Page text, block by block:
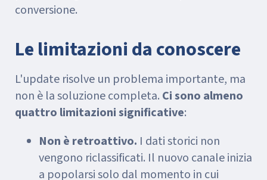
conversione.
Le limitazioni da conoscere
L'update risolve un problema importante, ma
non è la soluzione completa. Ci sono almeno
quattro limitazioni significative:
Non è retroattivo. I dati storici non
vengono riclassificati. Il nuovo canale inizia
a popolarsi solo dal momento in cui